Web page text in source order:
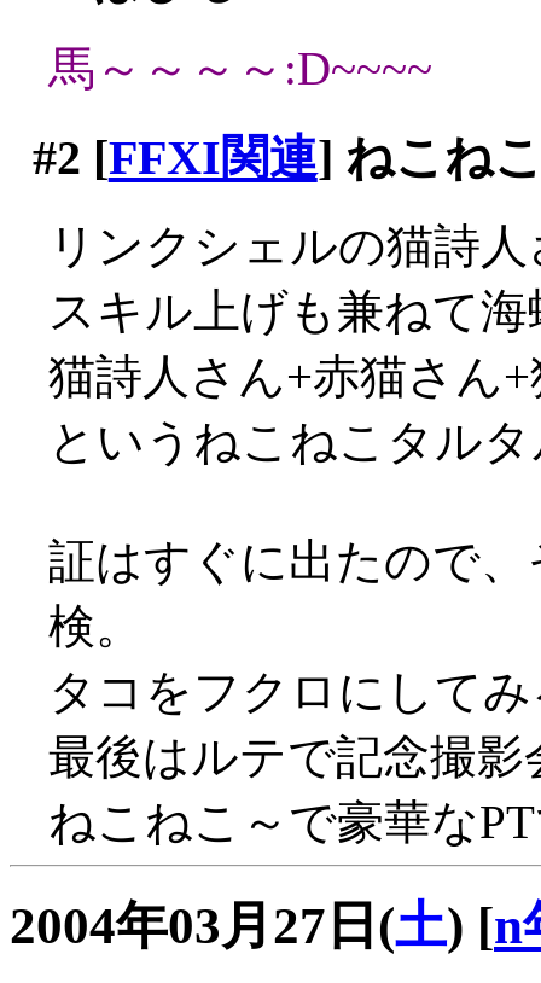
馬～～～～:D~~~~
#2 [FFXI関連] ねこね
リンクシェルの猫詩
スキル上げも兼ねて
猫詩人さん+赤猫さん
というねこねこタル
証はすぐに出たので
検。
タコをフクロにして
最後はルテで記念撮影
ねこねこ～で豪華な
2004年03月27日(土) [n